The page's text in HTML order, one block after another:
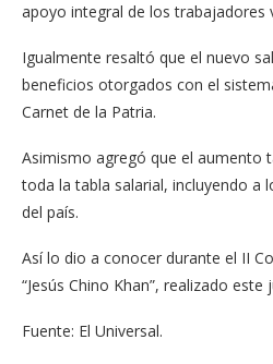
apoyo integral de los trabajadores
Igualmente resaltó que el nuevo
beneficios otorgados con el
Carnet de la Patria.
Asimismo agregó que el aumento
toda la tabla salarial, incluyendo a
del país.
Así lo dio a conocer durante el II
“Jesús Chino Khan”, realizado este
Fuente: El Universal.